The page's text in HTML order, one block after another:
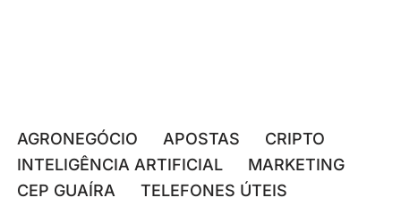
AGRONEGÓCIO APOSTAS
CRIPTO
INTELIGÊNCIA ARTIFICIAL
MARKETING
CEP GUAÍRA
TELEFONES ÚTEIS